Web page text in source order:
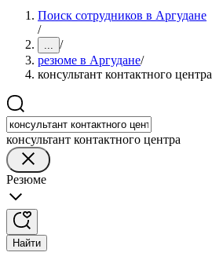
Поиск сотрудников в Аргудане
/
... /
резюме в Аргудане/
консультант контактного центра
консультант контактного центра
Резюме
Найти